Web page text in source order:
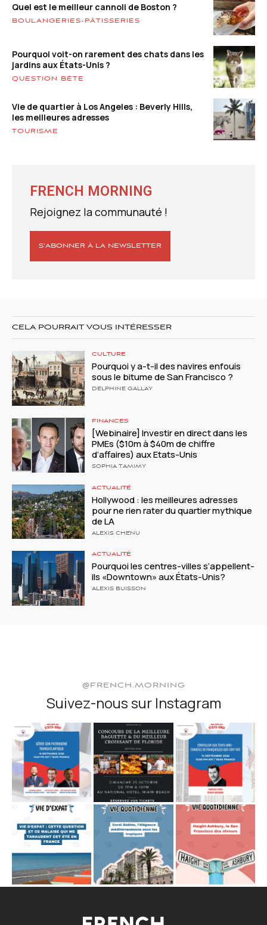
Quel est le meilleur cannoli de Boston ?
BOULANGERIES-PÂTISSERIES
Pourquoi voit-on rarement des chats dans les
jardins aux États-Unis ?
QUESTION BÊTE
Vie de quartier à Los Angeles : Beverly Hills,
les meilleures adresses
TOURISME
FRENCH MORNING
Rejoignez la communauté !
S’ABONNER À LA NEWSLETTER
CELA POURRAIT VOUS INTÉRESSER
CULTURE
Pourquoi y a-t-il des navires enfouis
sous le bitume de San Francisco ?
DELPHINE GALLAY
FINANCES
[Webinaire] Investir en direct dans les
PMEs ($10m à $40m de chiffre
d’affaires) aux Etats-Unis
SOPHIA TAMIMY
ACTUALITÉ
Hollywood : les meilleures adresses
pour ne rien rater du quartier mythique
de LA
ALEXIS CHENU
ACTUALITÉ
Pourquoi les centres-villes s’appellent-
ils «Downtown» aux États-Unis?
ALEXIS BUISSON
@FRENCH.MORNING
Suivez-nous sur Instagram